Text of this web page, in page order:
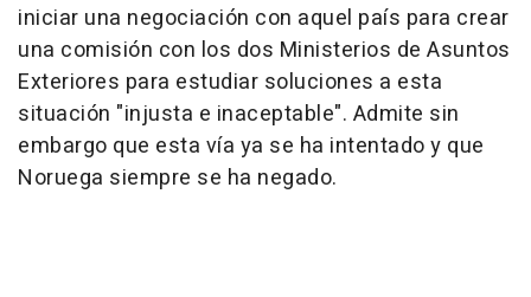
iniciar una negociación con aquel país para crear
una comisión con los dos Ministerios de Asuntos
Exteriores para estudiar soluciones a esta
situación "injusta e inaceptable". Admite sin
embargo que esta vía ya se ha intentado y que
Noruega siempre se ha negado.